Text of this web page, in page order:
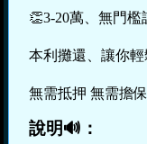
👏3-20萬、無門
本利攤還、讓你
無需抵押 無需擔
說明🔊：